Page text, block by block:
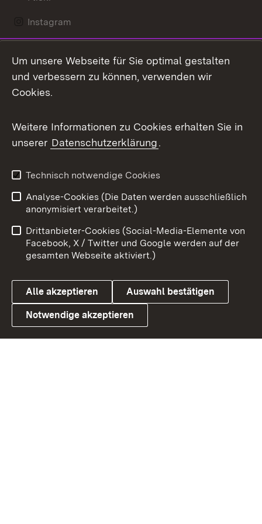
Instagram
Mastodon
Messenger
Social Wall
X / Twitter
Youtube
Link zum Landesportal
Benutzungshinweise
Barrierefreiheit
Datenschutz
Cookies
Um unsere Webseite für Sie optimal gestalten
und verbessern zu können, verwenden wir
Cookies.
Weitere Informationen zu Cookies erhalten Sie in
unserer Datenschutzerklärung.
Technisch notwendige Cookies
Analyse-Cookies (Die Daten werden ausschließlich
anonymisiert verarbeitet.)
Drittanbieter-Cookies (Social-Media-Elemente von
Facebook, X / Twitter und Google werden auf der
gesamten Webseite aktiviert.)
Alle akzeptieren Auswahl bestätigen
Notwendige akzeptieren